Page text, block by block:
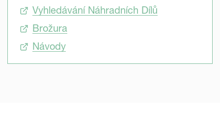
Vyhledávání Náhradních Dílů
Brožura
Návody